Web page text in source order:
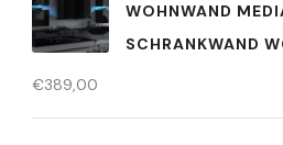
WOHNWAND
SCHRANKWAND
€389,00